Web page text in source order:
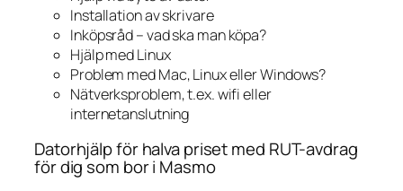
Installation av skrivare
Inköpsråd – vad ska man köpa?
Hjälp med Linux
Problem med Mac, Linux eller Windows?
Nätverksproblem, t.ex. wifi eller
internetanslutning
Datorhjälp för halva priset med RUT-avdrag
för dig som bor i Masmo